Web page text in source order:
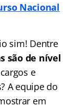
Nacional
sim! Dentre
são de nível
e
A equipe do
em